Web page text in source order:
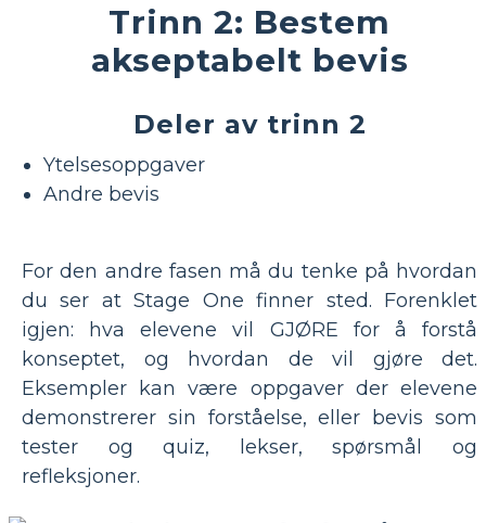
Trinn 2: Bestem
akseptabelt bevis
Deler av trinn 2
Ytelsesoppgaver
Andre bevis
For den andre fasen må du tenke på hvordan
du ser at Stage One finner sted. Forenklet
igjen: hva elevene vil GJØRE for å forstå
konseptet, og hvordan de vil gjøre det.
Eksempler kan være oppgaver der elevene
demonstrerer sin forståelse, eller bevis som
tester og quiz, lekser, spørsmål og
refleksjoner.